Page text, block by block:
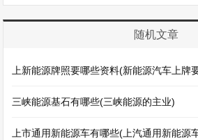
随机文章
上新能源牌照要哪些资料(新能源汽车上牌
三峡能源基石有哪些(三峡能源的主业)
上市通用新能源车有哪些(上汽通用新能源